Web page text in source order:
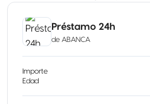
Préstamo 24h
de ABANCA
Importe
Edad